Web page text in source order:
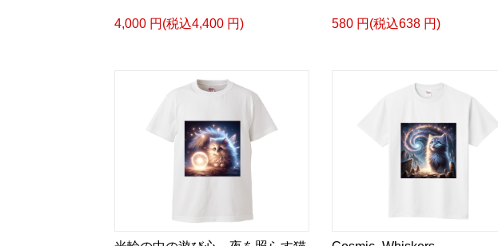
4,000 円(税込4,400 円) 580 円(税込638 円)